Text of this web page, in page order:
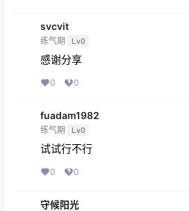
svcvit
练气期 Lv0
感谢分享
0 0
fuadam1982
练气期 Lv0
试试行不行
0 0
守候阳光